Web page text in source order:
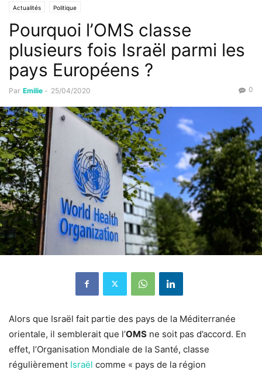
Actualités Politique
Pourquoi l’OMS classe
plusieurs fois Israël parmi les
pays Européens ?
Par Emilie - 25/04/2020 0
Alors que Israël fait partie des pays de la Méditerranée
orientale, il semblerait que l’OMS ne soit pas d’accord. En
effet, l’Organisation Mondiale de la Santé, classe
régulièrement Israël comme « pays de la région